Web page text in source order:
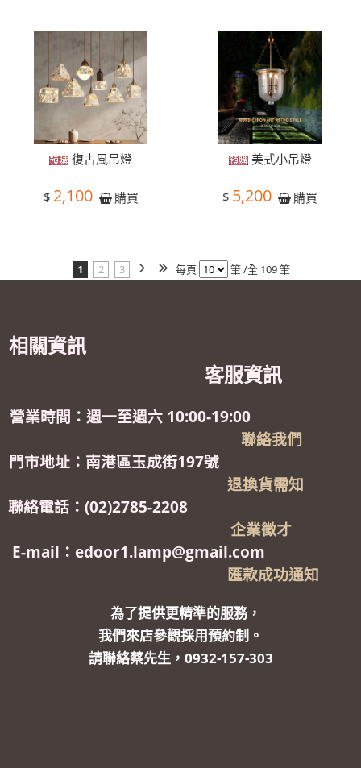
復古風吊燈
$ 2,100 購買
美式小吊燈
$ 5,200 購買
1 2 3 每頁 筆 /全 109 筆
相關資訊
客服資訊
營業時間：週一至週六 10:00-19:00
聯絡我們
門市地址：南港區玉成街197號
退換貨需知
聯絡電話：(02)2785-2208
企業徵才
E-mail：edoor1.lamp@gmail.com
匯款成功通知
為了提供更精準的服務，
我們來店參觀採用預約制。
請聯絡蔡先生，0932-157-303